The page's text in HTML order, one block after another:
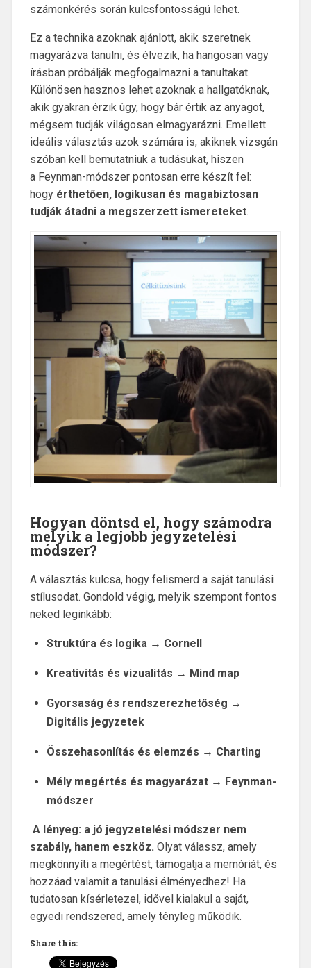
számonkérés során kulcsfontosságú lehet.
Ez a technika azoknak ajánlott, akik szeretnek
magyarázva tanulni, és élvezik, ha hangosan vagy
írásban próbálják megfogalmazni a tanultakat.
Különösen hasznos lehet azoknak a hallgatóknak,
akik gyakran érzik úgy, hogy bár értik az anyagot,
mégsem tudják világosan elmagyarázni. Emellett
ideális választás azok számára is, akiknek vizsgán
szóban kell bemutatniuk a tudásukat, hiszen
a Feynman-módszer pontosan erre készít fel:
hogy érthetően, logikusan és magabiztosan
tudják átadni a megszerzett ismereteket.
Hogyan döntsd el, hogy számodra
melyik a legjobb jegyzetelési
módszer?
A választás kulcsa, hogy felismerd a saját tanulási
stílusodat. Gondold végig, melyik szempont fontos
neked leginkább:
Struktúra és logika → Cornell
Kreativitás és vizualitás → Mind map
Gyorsaság és rendszerezhetőség →
Digitális jegyzetek
Összehasonlítás és elemzés → Charting
Mély megértés és magyarázat → Feynman-
módszer
A lényeg: a jó jegyzetelési módszer nem
szabály, hanem eszköz. Olyat válassz, amely
megkönnyíti a megértést, támogatja a memóriát, és
hozzáad valamit a tanulási élményedhez! Ha
tudatosan kísérletezel, idővel kialakul a saját,
egyedi rendszered, amely tényleg működik.
Share this: